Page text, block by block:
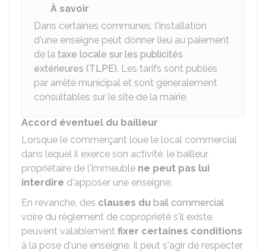
À savoir
Dans certaines communes, l'installation
d'une enseigne peut donner lieu au paiement
de la taxe locale sur les publicités
extérieures (TLPE). Les tarifs sont publiés
par arrêté municipal et sont généralement
consultables sur le site de la mairie.
Accord éventuel du bailleur
Lorsque le commerçant loue le local commercial
dans lequel il exerce son activité, le bailleur
propriétaire de l'immeuble ne peut pas lui
interdire d'apposer une enseigne.
En revanche, des clauses du bail commercial
voire du règlement de copropriété s'il existe,
peuvent valablement fixer certaines conditions
à la pose d'une enseigne. Il peut s'agir de respecter